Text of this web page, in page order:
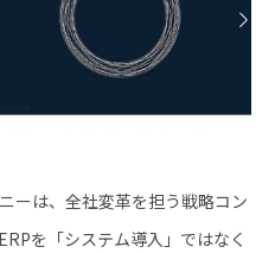
ーは、全社変革を担う戦略コン
を「システム導入」ではなく